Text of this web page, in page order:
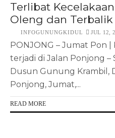
Terlibat
Oleng dan Terbalik
INFOGUNUNGKIDUL JUL 12,
PONJONG – Jumat Pon
terjadi di Jalan Ponjong –
Dusun Gunung Krambil,
Ponjong, Jumat,...
READ MORE